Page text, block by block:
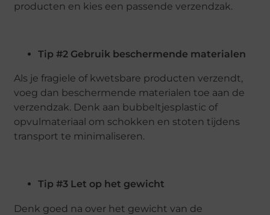
producten en kies een passende verzendzak.
Tip #2 Gebruik beschermende materialen
Als je fragiele of kwetsbare producten verzendt,
voeg dan beschermende materialen toe aan de
verzendzak. Denk aan bubbeltjesplastic of
opvulmateriaal om schokken en stoten tijdens
transport te minimaliseren.
Tip #3 Let op het gewicht
Denk goed na over het gewicht van de